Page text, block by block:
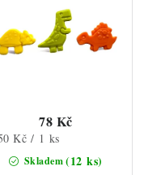
Skladem(12 ks)
78 Kč
Kč / 1 ks